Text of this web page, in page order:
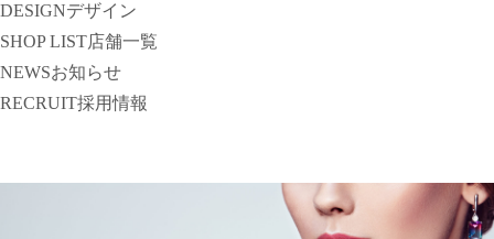
DESIGNデザイン
SHOP LIST店舗一覧
NEWSお知らせ
RECRUIT採用情報